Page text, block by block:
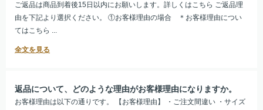
ご返品は商品到着後15日以内にお願いします。詳しくはこちら ご返品理
由を下記より選択ください。 ①お客様理由の場合 ＊お客様理由につい
てはこちら ...
返品について、どのような理由がお客様理由になりますか。
お客様理由は以下の通りです。 【お客様理由】 ・ご注文間違い ・サイズ